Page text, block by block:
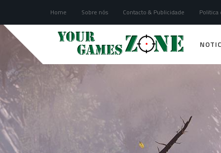
Home Sobre nós Contacto & Publicidade Politica